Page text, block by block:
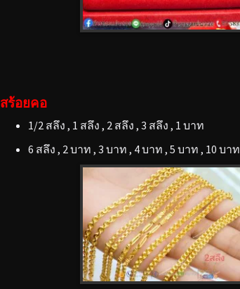
สร้อยคอ
1/2 สลึง , 1 สลึง , 2 สลึง , 3 สลึง , 1 บาท
6 สลึง , 2 บาท , 3 บาท , 4 บาท , 5 บาท , 10 บาท